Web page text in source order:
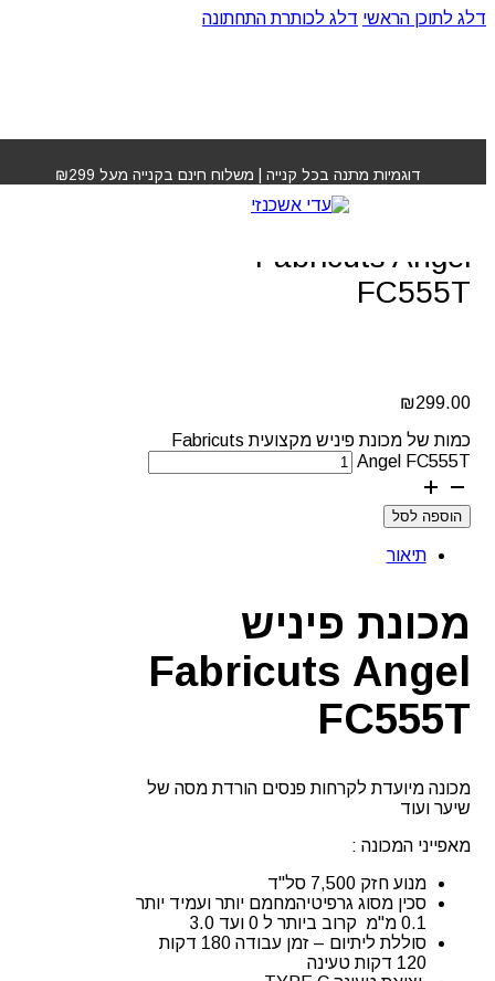
דלג לתוכן הראשי דלג לכותרת התחתונה
דוגמיות מתנה בכל קנייה | משלוח חינם בקנייה מעל ₪299FC555T
מכונת פיניש מקצועית
Fabricuts Angel
FC555T
₪299.00
כמות של מכונת פיניש מקצועית Fabricuts
Angel FC555T
הוספה לסל
תיאור
מכונת פיניש
Fabricuts Angel
FC555T
מכונה מיועדת לקרחות פנסים הורדת מסה של
שיער ועוד
מאפייני המכונה :
מנוע חזק 7,500 סל"ד
סכין מסוג גרפיטיהמחמם יותר ועמיד יותר
0.1 מ"מ קרוב ביותר ל 0 ועד 3.0
סוללת ליתיום – זמן עבודה 180 דקות
120 דקות טעינה